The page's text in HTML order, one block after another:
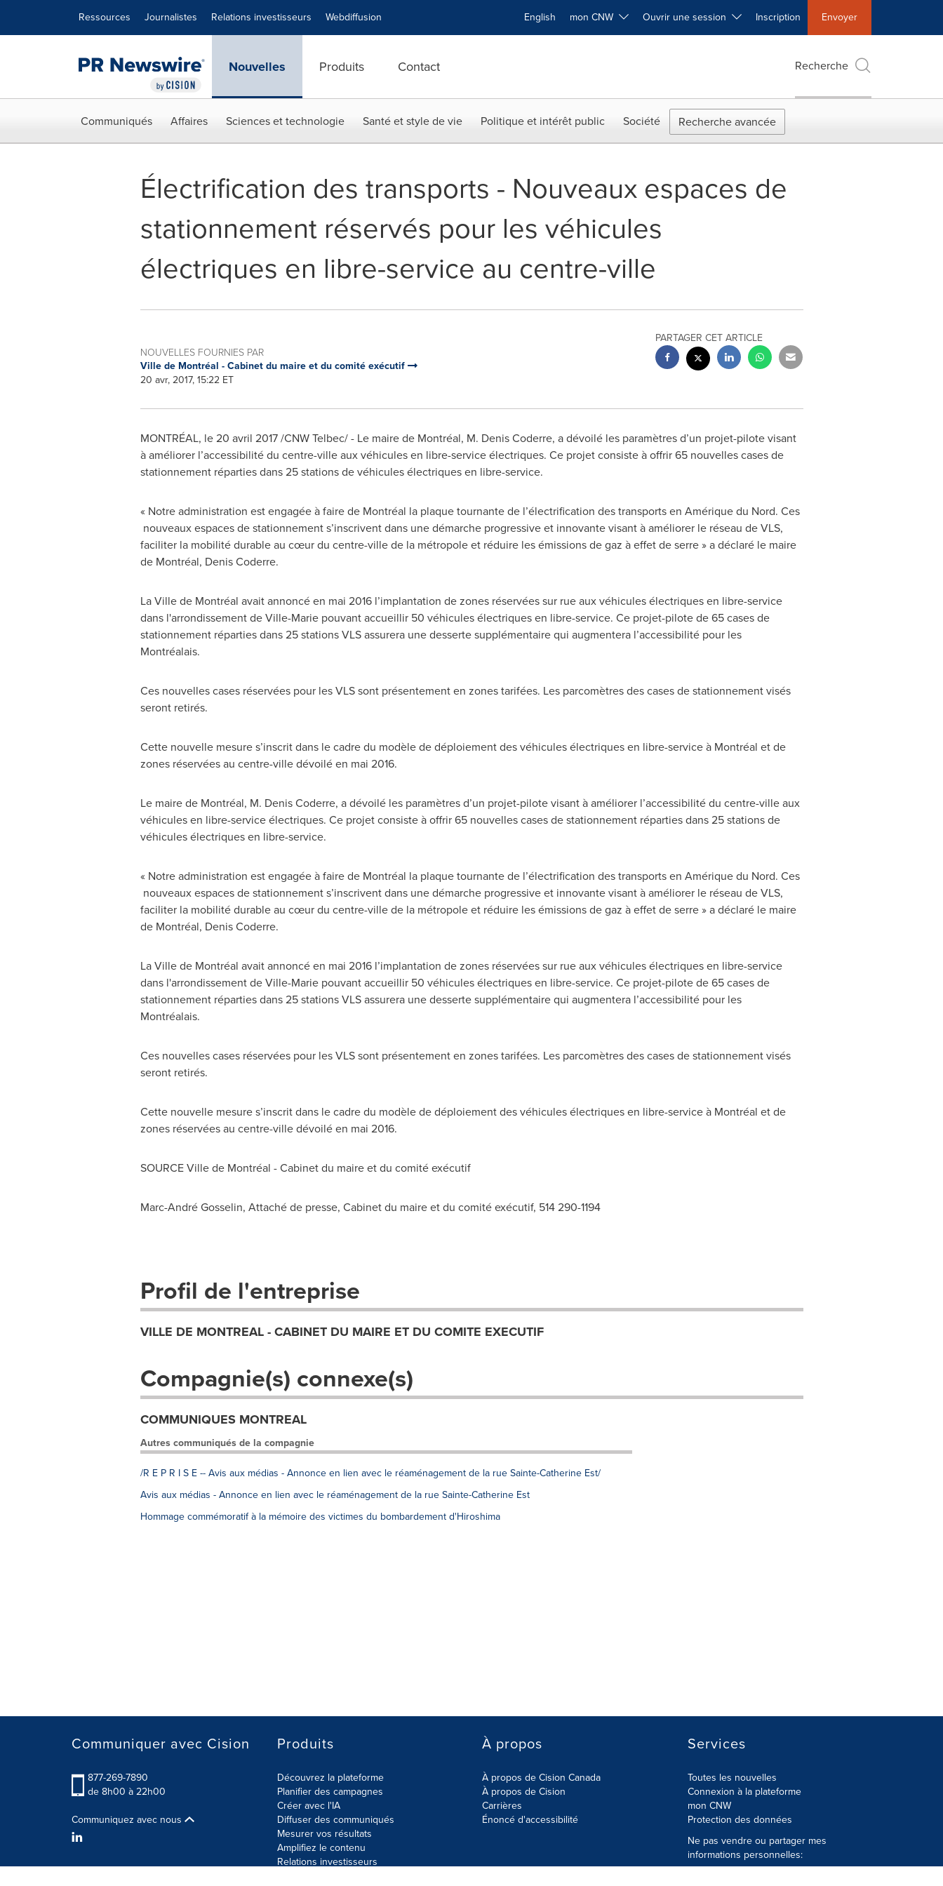
Ressources Journalistes Relations investisseurs Webdiffusion English mon CNW Ouvrir une session Inscription Envoyer
Nouvelles Produits Contact Recherche
Communiqués Affaires Sciences et technologie Santé et style de vie Politique et intérêt public Société Recherche avancée
Électrification des transports - Nouveaux espaces de
stationnement réservés pour les véhicules
électriques en libre-service au centre-ville
NOUVELLES FOURNIES PAR
Ville de Montréal - Cabinet du maire et du comité exécutif
20 avr, 2017, 15:22 ET
PARTAGER CET ARTICLE
MONTRÉAL, le 20 avril 2017 /CNW Telbec/ - Le maire de Montréal, M. Denis Coderre, a dévoilé les paramètres d’un projet-pilote visant
à améliorer l’accessibilité du centre-ville aux véhicules en libre-service électriques. Ce projet consiste à offrir 65 nouvelles cases de
stationnement réparties dans 25 stations de véhicules électriques en libre-service.
« Notre administration est engagée à faire de Montréal la plaque tournante de l’électrification des transports en Amérique du Nord. Ces
nouveaux espaces de stationnement s’inscrivent dans une démarche progressive et innovante visant à améliorer le réseau de VLS,
faciliter la mobilité durable au cœur du centre-ville de la métropole et réduire les émissions de gaz à effet de serre » a déclaré le maire
de Montréal, Denis Coderre.
La Ville de Montréal avait annoncé en mai 2016 l’implantation de zones réservées sur rue aux véhicules électriques en libre-service
dans l'arrondissement de Ville-Marie pouvant accueillir 50 véhicules électriques en libre-service. Ce projet-pilote de 65 cases de
stationnement réparties dans 25 stations VLS assurera une desserte supplémentaire qui augmentera l’accessibilité pour les
Montréalais.
Ces nouvelles cases réservées pour les VLS sont présentement en zones tarifées. Les parcomètres des cases de stationnement visés
seront retirés.
Cette nouvelle mesure s’inscrit dans le cadre du modèle de déploiement des véhicules électriques en libre-service à Montréal et de
zones réservées au centre-ville dévoilé en mai 2016.
Le maire de Montréal, M. Denis Coderre, a dévoilé les paramètres d’un projet-pilote visant à améliorer l’accessibilité du centre-ville aux
véhicules en libre-service électriques. Ce projet consiste à offrir 65 nouvelles cases de stationnement réparties dans 25 stations de
véhicules électriques en libre-service.
« Notre administration est engagée à faire de Montréal la plaque tournante de l’électrification des transports en Amérique du Nord. Ces
nouveaux espaces de stationnement s’inscrivent dans une démarche progressive et innovante visant à améliorer le réseau de VLS,
faciliter la mobilité durable au cœur du centre-ville de la métropole et réduire les émissions de gaz à effet de serre » a déclaré le maire
de Montréal, Denis Coderre.
La Ville de Montréal avait annoncé en mai 2016 l’implantation de zones réservées sur rue aux véhicules électriques en libre-service
dans l'arrondissement de Ville-Marie pouvant accueillir 50 véhicules électriques en libre-service. Ce projet-pilote de 65 cases de
stationnement réparties dans 25 stations VLS assurera une desserte supplémentaire qui augmentera l’accessibilité pour les
Montréalais.
Ces nouvelles cases réservées pour les VLS sont présentement en zones tarifées. Les parcomètres des cases de stationnement visés
seront retirés.
Cette nouvelle mesure s’inscrit dans le cadre du modèle de déploiement des véhicules électriques en libre-service à Montréal et de
zones réservées au centre-ville dévoilé en mai 2016.
SOURCE Ville de Montréal - Cabinet du maire et du comité exécutif
Marc-André Gosselin, Attaché de presse, Cabinet du maire et du comité exécutif, 514 290-1194
Profil de l'entreprise
VILLE DE MONTREAL - CABINET DU MAIRE ET DU COMITE EXECUTIF
Compagnie(s) connexe(s)
COMMUNIQUES MONTREAL
Autres communiqués de la compagnie
/R E P R I S E -- Avis aux médias - Annonce en lien avec le réaménagement de la rue Sainte-Catherine Est/
Avis aux médias - Annonce en lien avec le réaménagement de la rue Sainte-Catherine Est
Hommage commémoratif à la mémoire des victimes du bombardement d'Hiroshima
Communiquer avec Cision
877-269-7890
de 8h00 à 22h00
Communiquez avec nous
Produits
Découvrez la plateforme
Planifier des campagnes
Créer avec l'IA
Diffuser des communiqués
Mesurer vos résultats
Amplifiez le contenu
Relations investisseurs
À propos
À propos de Cision Canada
À propos de Cision
Carrières
Énoncé d'accessibilité
Services
Toutes les nouvelles
Connexion à la plateforme
mon CNW
Protection des données
Ne pas vendre ou partager mes
informations personnelles: